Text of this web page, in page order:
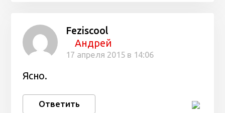
Feziscool
Андрей
17 апреля 2015 в 14:06
Ясно.
Ответить